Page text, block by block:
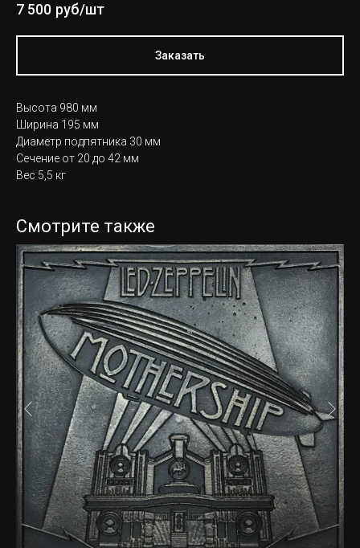
7 500 руб/шт
Заказать
Высота 980 мм
Ширина 195 мм
Диаметр подпятника 30 мм
Сечение от 20 до 42 мм
Вес 5,5 кг
Смотрите также